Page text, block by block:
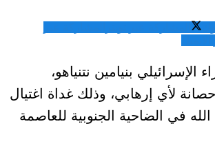
الإسرائيلي بنيامين نتنياهو،
لأي إرهابي، وذلك غداة اغتيال
في الضاحية الجنوبية للعاصمة